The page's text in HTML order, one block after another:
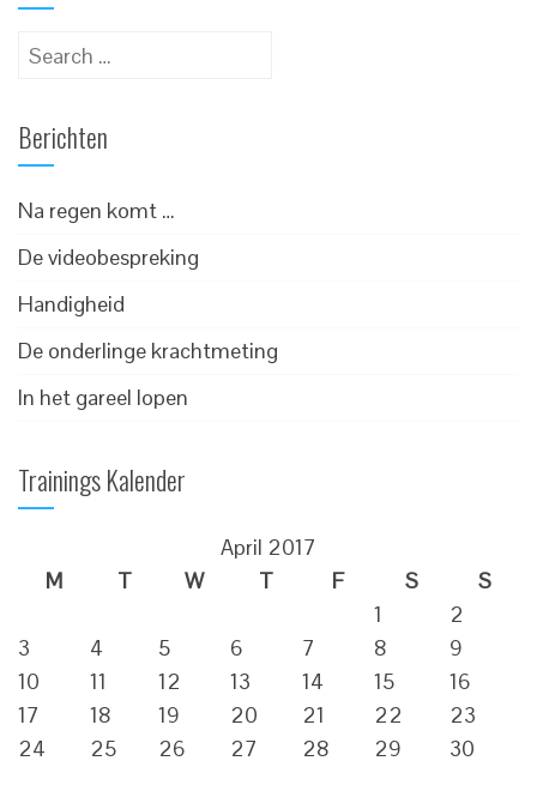
Search
Berichten
Na regen komt …
De videobespreking
Handigheid
De onderlinge krachtmeting
In het gareel lopen
Trainings Kalender
April 2017
M
T W T F S
S
1
2
3
4 5 6 7 8
9
10
11 12 13 14 15
16
17
18 19 20 21 22
23
24
25 26 27 28 29
30